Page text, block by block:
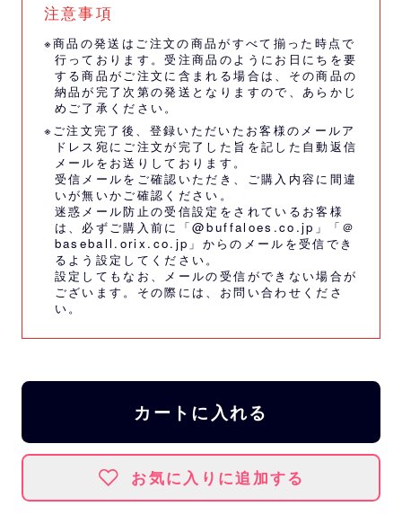
注意事項
※商品の発送はご注文の商品がすべて揃った時点で
行っております。受注商品のようにお日にちを要
する商品がご注文に含まれる場合は、その商品の
納品が完了次第の発送となりますので、あらかじ
めご了承ください。
※ご注文完了後、登録いただいたお客様のメールア
ドレス宛にご注文が完了した旨を記した自動返信
メールをお送りしております。
受信メールをご確認いただき、ご購入内容に間違
いが無いかご確認ください。
迷惑メール防止の受信設定をされているお客様
は、必ずご購入前に「@buffaloes.co.jp」「＠
baseball.orix.co.jp」からのメールを受信でき
るよう設定してください。
設定してもなお、メールの受信ができない場合が
ございます。その際には、 お問い合わせくださ
い。
カートに入れる
お気に入りに追加する